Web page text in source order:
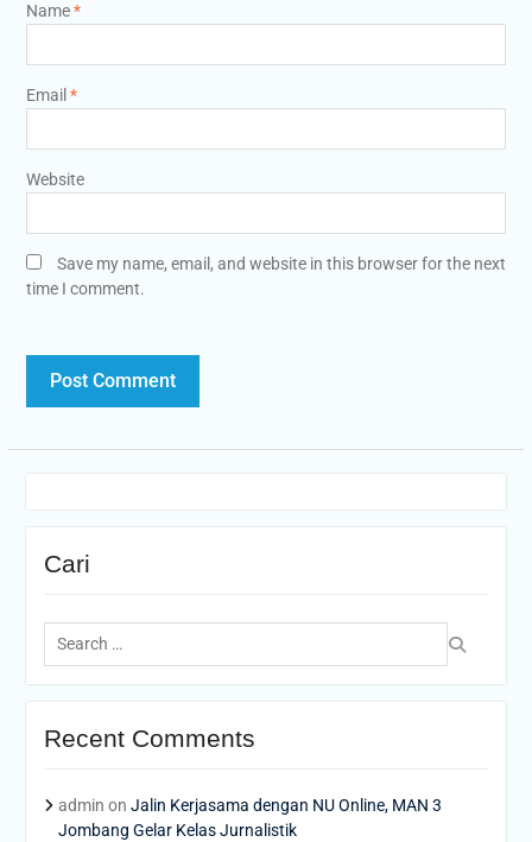
Name*
Email *
Website
Save my name, email, and website in this browser for the next
time I comment.
Cari
Search
for:
Recent Comments
admin on Jalin Kerjasama dengan NU Online, MAN 3
Jombang Gelar Kelas Jurnalistik